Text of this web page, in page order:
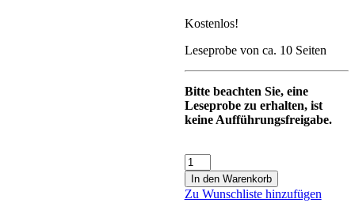
Kostenlos!
Leseprobe von ca. 10 Seiten
Bitte beachten Sie, eine
Leseprobe zu erhalten, ist
keine Aufführungsfreigabe.
In den Warenkorb
Zu Wunschliste hinzufügen